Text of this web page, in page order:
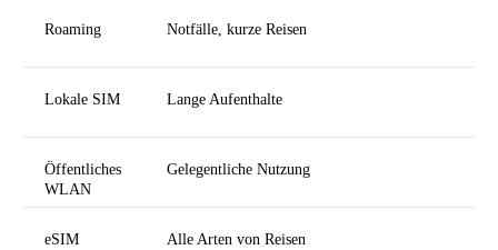
Roaming Notfälle, kurze Reisen
Lokale SIM Lange Aufenthalte
Öffentliches
WLAN
Gelegentliche Nutzung
eSIM Alle Arten von Reisen